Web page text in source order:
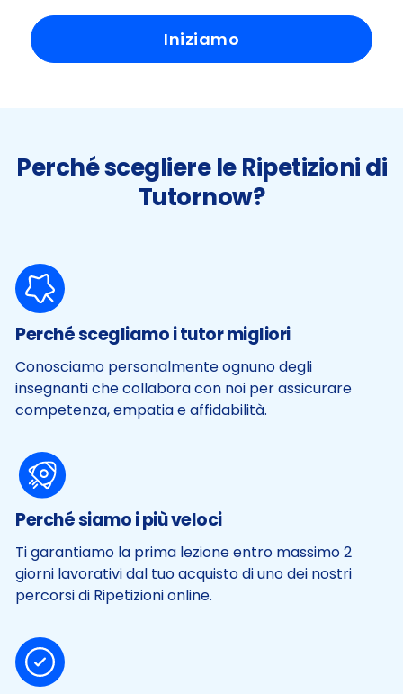
Iniziamo
Perché scegliere le Ripetizioni di
Tutornow?
Perché scegliamo i tutor migliori
Conosciamo personalmente ognuno degli
insegnanti che collabora con noi per assicurare
competenza, empatia e affidabilità.
Perché siamo i più veloci
Ti garantiamo la prima lezione entro massimo 2
giorni lavorativi dal tuo acquisto di uno dei nostri
percorsi di Ripetizioni online.